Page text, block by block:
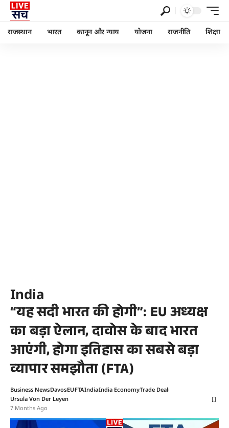
राजस्थान भारत कानून और न्याय योजना राजनीति शिक्षा
India
“यह सदी भारत की होगी”: EU अध्यक्ष
का बड़ा ऐलान, दावोस के बाद भारत
आएंगी, होगा इतिहास का सबसे बड़ा
व्यापार समझौता (FTA)
Business NewsDavosEUFTAIndiaIndia EconomyTrade Deal
Ursula Von Der Leyen
7 Months Ago